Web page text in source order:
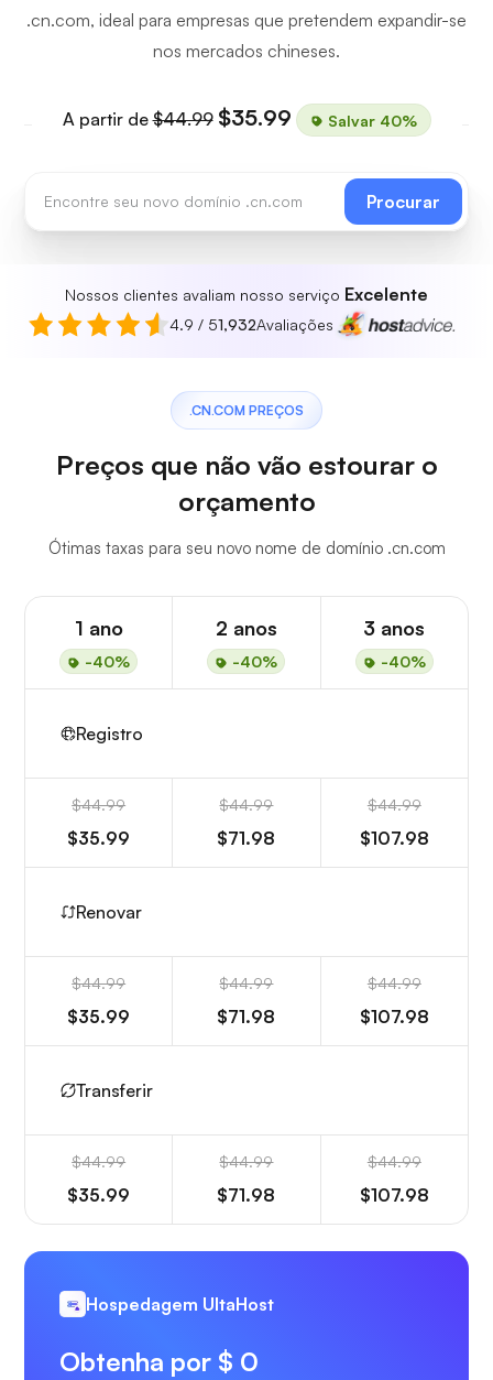
.cn.com, ideal para empresas que pretendem expandir-se
nos mercados chineses.
A partir de$44.99 $35.99 Salvar 40%
Procurar
Nossos clientes avaliam nosso serviço Excelente
4.9 / 51,932Avaliações
.CN.COM PREÇOS
Preços que não vão estourar o
orçamento
Ótimas taxas para seu novo nome de domínio .cn.com
1 ano
-40%
2 anos
-40%
3 anos
-40%
Registro
$44.99
$35.99
$44.99
$71.98
$44.99
$107.98
Renovar
$44.99
$35.99
$44.99
$71.98
$44.99
$107.98
Transferir
$44.99
$35.99
$44.99
$71.98
$44.99
$107.98
Hospedagem UltaHost
Obtenha por $ 0